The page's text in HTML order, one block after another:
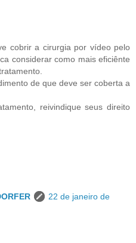
cobrir a cirurgia por vídeo pelo
considerar como mais eficiênte
de que deve ser coberta a
reivindique seus direito
22 de janeiro de